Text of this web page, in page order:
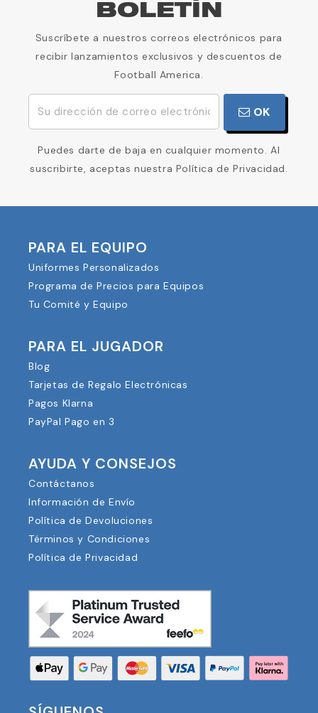
BOLETÍN
Suscríbete a nuestros correos electrónicos para
recibir lanzamientos exclusivos y descuentos de
Football America.
OK
Puedes darte de baja en cualquier momento. Al
suscribirte, aceptas nuestra Política de Privacidad.
PARA EL EQUIPO
Uniformes Personalizados
Programa de Precios para Equipos
Tu Comité y Equipo
PARA EL JUGADOR
Blog
Tarjetas de Regalo Electrónicas
Pagos Klarna
PayPal Pago en 3
AYUDA Y CONSEJOS
Contáctanos
Información de Envío
Política de Devoluciones
Términos y Condiciones
Política de Privacidad